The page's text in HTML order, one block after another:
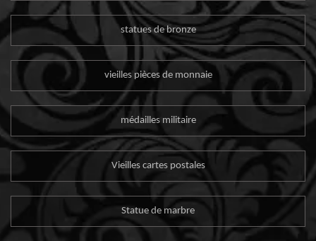
statues de bronze
vieilles pièces de monnaie
médailles militaire
Vieilles cartes postales
Statue de marbre